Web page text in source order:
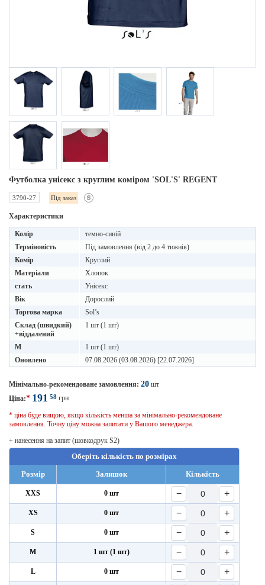
Футболка унісекс з круглим коміром 'SOL'S' REGENT
3790-27 Під заказ
Характеристики
Колір
темно-синій
Терміновість
Під замовлення (від 2 до 4 тижнів)
Комір
Круглий
Матеріали
Хлопок
стать
Унісекс
Вік
Дорослий
Торгова марка
Sol’s
Склад (швидкий)
+віддалений
1 шт (1 шт)
M
1 шт (1 шт)
Оновлено
07.08.2026 (03.08.2026) [22.07.2026]
Мінімально-рекомендоване замовлення: 20 шт
Ціна:* 191 58 грн
* ціна буде вищою, якщо кількість менша за мінімально-рекомендоване
замовлення. Точну ціну можна запитати у Вашого менеджера.
+ нанесення на запит (шовкодрук S2)
Оберіть кількість по розмірах
Розмір
Залишок Кількість
XXS 0 шт − +
XS 0 шт − +
S 0 шт − +
M 1 шт (1 шт) − +
L 0 шт − +